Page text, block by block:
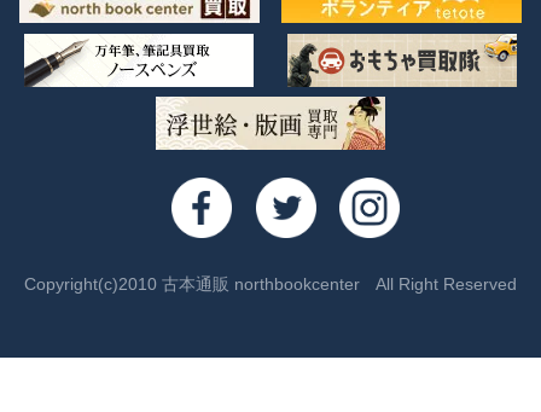
Copyright(c)2010 古本通販 northbookcenter All Right Reserved